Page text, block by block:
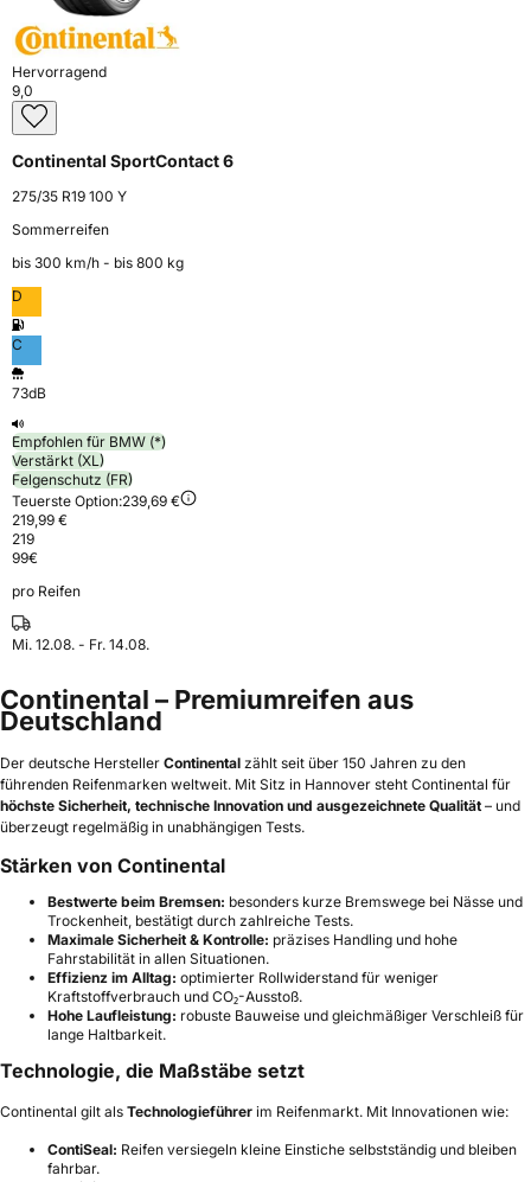
Hervorragend
9,0
Continental SportContact 6
275/35 R19 100 Y
Sommerreifen
bis 300 km⁠/⁠h - bis 800 kg
D
C
73dB
Empfohlen für BMW (*)
Verstärkt (XL)
Felgenschutz (FR)
Teuerste Option:239,69 €
219,99 €
219
99€
pro Reifen
Mi. 12.08. - Fr. 14.08.
Continental – Premiumreifen aus
Deutschland
Der deutsche Hersteller Continental zählt seit über 150 Jahren zu den
führenden Reifenmarken weltweit. Mit Sitz in Hannover steht Continental für
höchste Sicherheit, technische Innovation und ausgezeichnete Qualität – und
überzeugt regelmäßig in unabhängigen Tests.
Stärken von Continental
Bestwerte beim Bremsen: besonders kurze Bremswege bei Nässe und
Trockenheit, bestätigt durch zahlreiche Tests.
Maximale Sicherheit & Kontrolle: präzises Handling und hohe
Fahrstabilität in allen Situationen.
Effizienz im Alltag: optimierter Rollwiderstand für weniger
Kraftstoffverbrauch und CO₂-Ausstoß.
Hohe Laufleistung: robuste Bauweise und gleichmäßiger Verschleiß für
lange Haltbarkeit.
Technologie, die Maßstäbe setzt
Continental gilt als Technologieführer im Reifenmarkt. Mit Innovationen wie:
ContiSeal: Reifen versiegeln kleine Einstiche selbstständig und bleiben
fahrbar.